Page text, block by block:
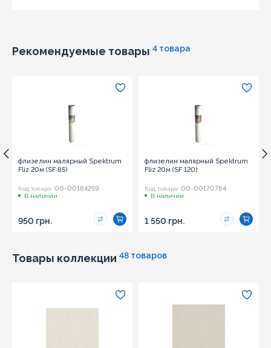
Рекомендуемые товары 4 товара
флизелин малярный Spektrum
Fliz 20м (SF 85)
Код товара: 00-00184259
В наличии
950 грн.
флизелин малярный Spektrum
Fliz 20м (SF 120)
Код товара: 00-00170784
В наличии
1 550 грн.
Товары коллекции 48 товаров